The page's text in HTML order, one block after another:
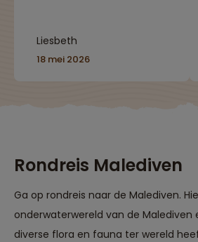
cultuur en de
vriendelijke mensen.
afsluiting. Zeker een
aanrader!"
Liesbeth
18 mei 2026
Rondreis Malediven
Ga op rondreis naar de Malediven.
onderwaterwereld van de Malediven
diverse flora en fauna ter wereld